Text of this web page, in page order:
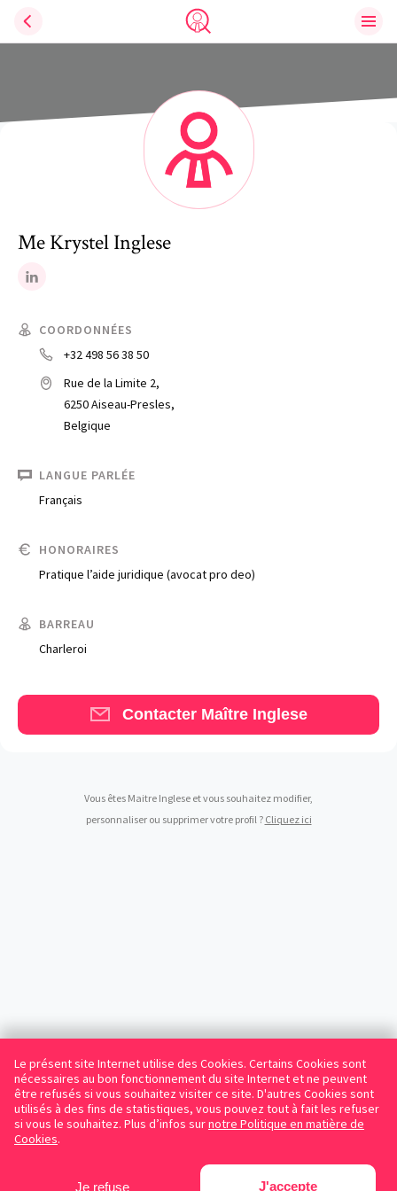
Trouve un avocat
Une start-up 100% indépendante
Le présent site Internet utilise des Cookies. Certains Cookies sont
nécessaires au bon fonctionnement du site Internet et ne peuvent
être refusés si vous souhaitez visiter ce site. D'autres Cookies sont
utilisés à des fins de statistiques, vous pouvez tout à fait les refuser
si vous le souhaitez. Plus d’infos surnotre Politique en matière de
Cookies.
Je refuse J'accepte
MeKrystelInglese
LinkedIn
COORDONNÉES
+32 498 56 38 50
Rue de la Limite 2,
6250 Aiseau-Presles,
Belgique
LANGUE PARLÉE
Français
HONORAIRES
Pratique l’aide juridique (avocat pro deo)
BARREAU
Charleroi
Contacter Maître Inglese
Vous êtes Maitre Inglese et vous souhaitez modifier,
personnaliser ou supprimer votre profil ? Cliquez ici